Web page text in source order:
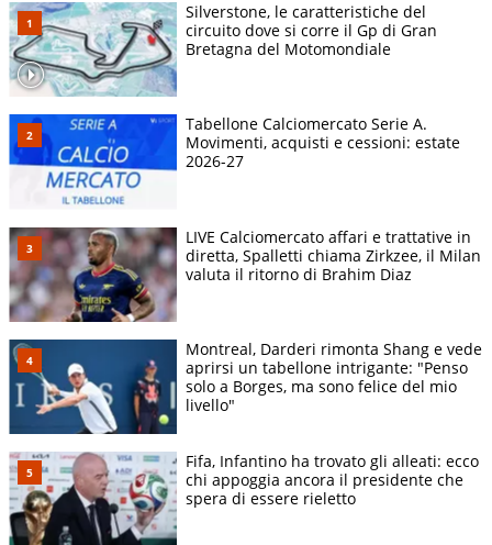
Silverstone, le caratteristiche del
circuito dove si corre il Gp di Gran
Bretagna del Motomondiale
Tabellone Calciomercato Serie A.
Movimenti, acquisti e cessioni: estate
2026-27
LIVE Calciomercato affari e trattative in
diretta, Spalletti chiama Zirkzee, il Milan
valuta il ritorno di Brahim Diaz
Montreal, Darderi rimonta Shang e vede
aprirsi un tabellone intrigante: "Penso
solo a Borges, ma sono felice del mio
livello"
Fifa, Infantino ha trovato gli alleati: ecco
chi appoggia ancora il presidente che
spera di essere rieletto